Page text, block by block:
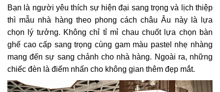
Bạn là người yêu thích sự hiện đại sang trọng và lịch thiệp
thì mẫu nhà hàng theo phong cách châu Âu này là lựa
chọn lý tưởng. Không chỉ tỉ mỉ chau chuốt lựa chọn bàn
ghế cao cấp sang trọng cùng gam màu pastel nhẹ nhàng
mang đến sự sang chảnh cho nhà hàng. Ngoài ra, những
chiếc đèn là điểm nhấn cho không gian thêm đẹp mắt.